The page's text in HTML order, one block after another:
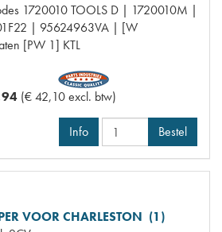
1720010 TOOLS D | 1720010M |
| 95624963VA | [W
[PW 1] KTL
(€ 42,10 excl. btw)
Info Bestel
VOOR CHARLESTON (1)